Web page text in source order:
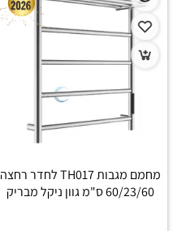
מחמם מגבות TH017 לחדר רחצה
60/23/60 ס"מ גוון ניקל מבריק